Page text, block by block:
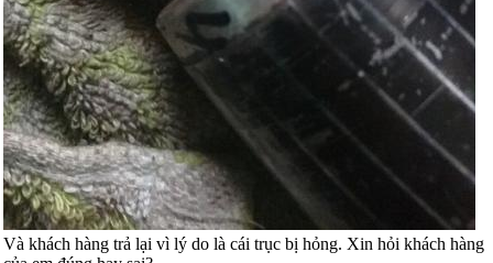
Và khách hàng trả lại vì lý do là cái trục bị hỏng. Xin hỏi khách hàng